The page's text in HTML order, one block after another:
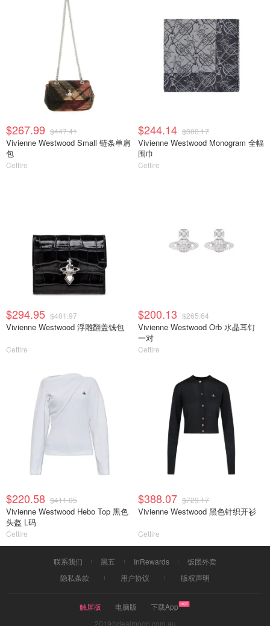
$267.99 $447.41
Vivienne Westwood Small 链条单肩
包
Cettire
$244.14 $300.17
Vivienne Westwood Monogram 全幅
围巾
Cettire
$294.95 $401.97
Vivienne Westwood 浮雕翻盖钱包
Cettire
$200.13 $265.64
Vivienne Westwood Orb 水晶耳钉
一对
Cettire
$220.58 $411.05
Vivienne Westwood Hebo Top 黑色
头盔 L码
Cettire
$388.07 $729.17
Vivienne Westwood 黑色针织开衫
Cettire
联系我们 黑五 InRewards
饭团外卖
隐私条款
用户协议 版权声明
触屏版 电脑版
下载App
2019©dealmoon.com.au